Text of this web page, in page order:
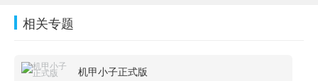
相关专题
机甲小子正式版